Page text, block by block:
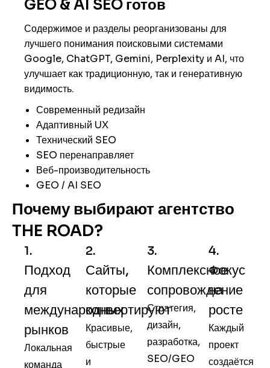
GEO & AI SEO готов
Содержимое и разделы реорганизованы для
лучшего понимания поисковыми системами
Google, ChatGPT, Gemini, Perplexity и AI, что
улучшает как традиционную, так и генеративную
видимость.
Современный редизайн
Адаптивный UX
Технический SEO
SEO перенаправляет
Веб-производительность
GEO / AI SEO
Почему выбирают агентство
THE ROAD?
1.
Подход
для
международных
рынков
Локальная
команда
2.
Сайты,
которые
конвертируют
Красивые,
быстрые
и
3.
Комплексное
сопровождение
Стратегия,
дизайн,
разработка,
SEO/GEO
4.
Фокус
на
росте
Каждый
проект
создаётся